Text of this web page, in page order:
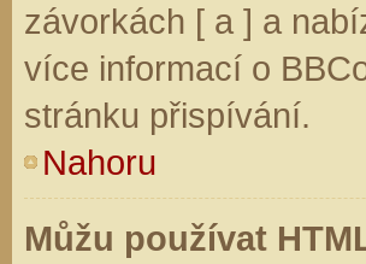
závorkách [ a ] a
více informací o
stránku přispívání.
Nahoru
Můžu používat